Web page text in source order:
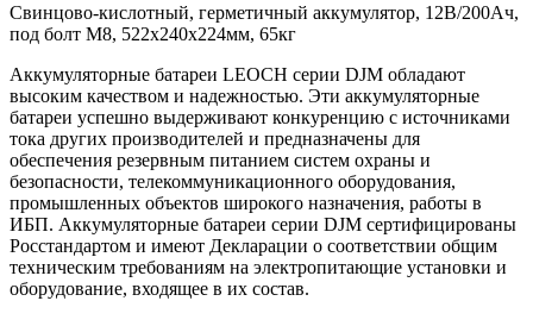
Свинцово-кислотный, герметичный аккумулятор, 12В/200Ач,
под болт М8, 522х240х224мм, 65кг
Аккумуляторные батареи LEOCH серии DJM обладают
высоким качеством и надежностью. Эти аккумуляторные
батареи успешно выдерживают конкуренцию с источниками
тока других производителей и предназначены для
обеспечения резервным питанием систем охраны и
безопасности, телекоммуникационного оборудования,
промышленных объектов широкого назначения, работы в
ИБП. Аккумуляторные батареи серии DJM сертифицированы
Росстандартом и имеют Декларации о соответствии общим
техническим требованиям на электропитающие установки и
оборудование, входящее в их состав.